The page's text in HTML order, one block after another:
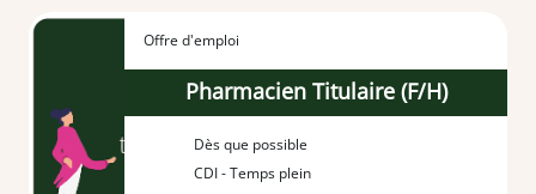
Offre d'emploi
Pharmacien Titulaire (F/H)
Dès que possible
CDI - Temps plein